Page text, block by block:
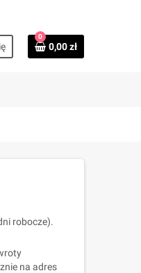
0
0,00 zł
robocze).
na adres